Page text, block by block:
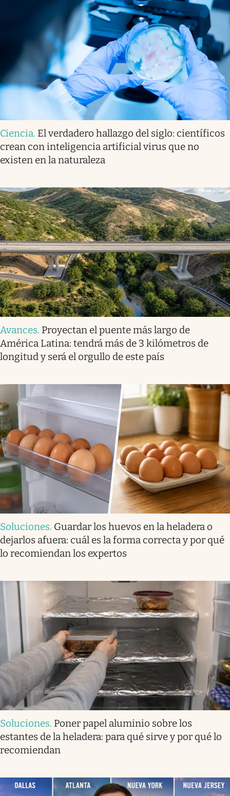
Ciencia. El verdadero hallazgo del siglo: científicos
crean con inteligencia artificial virus que no
existen en la naturaleza
Avances. Proyectan el puente más largo de
América Latina: tendrá más de 3 kilómetros de
longitud y será el orgullo de este país
Soluciones. Guardar los huevos en la heladera o
dejarlos afuera: cuál es la forma correcta y por qué
lo recomiendan los expertos
Soluciones. Poner papel aluminio sobre los
estantes de la heladera: para qué sirve y por qué lo
recomiendan